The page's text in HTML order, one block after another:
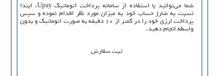
شما می‌توانید با استفاده از سامانه پرداخت اتوماتیک Upay، ابتدا
نسبت به شارژ حساب خود به میزان مورد نظر اقدام نموده و سپس
پرداخت ارزی خود را در کمتر از 10 دقیقه به صورت اتوماتیک و بدون
واسطه انجام دهید.
ثبت سفارش